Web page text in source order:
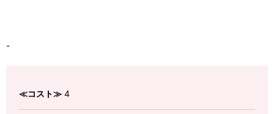
-
≪コスト≫ 4